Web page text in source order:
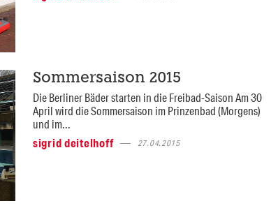
Sommersaison 2015
Die Berliner Bäder starten in die Freibad-Saison Am 30
April wird die Sommersaison im Prinzenbad (Morgens)
und im...
sigrid deitelhoff
27.04.2015